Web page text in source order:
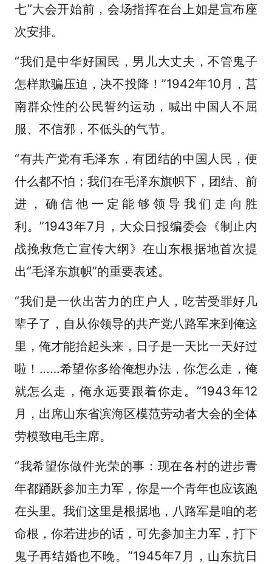
七”大会开始前，会场指挥在台上如是宣布座
次安排。
“我们是中华好国民，男儿大丈夫，不管鬼子
怎样欺骗压迫，决不投降！”1942年10月，莒
南群众性的公民誓约运动，喊出中国人不屈
服、不信邪，不低头的气节。
“有共产党有毛泽东，有团结的中国人民，便
什么都不怕；我们在毛泽东旗帜下，团结、前
进，确信他一定能够领导我们走向胜
利。”1943年7月，大众日报编委会《制止内
战挽救危亡宣传大纲》在山东根据地首次提
出“毛泽东旗帜”的重要表述。
“我们是一伙出苦力的庄户人，吃苦受罪好几
辈子了，自从你领导的共产党八路军来到俺这
里，俺才能抬起头来，日子是一天比一天好过
啦！……希望你多给俺想办法，你怎么走，俺
就怎么走，俺永远要跟着你走。”1943年12
月，出席山东省滨海区模范劳动者大会的全体
劳模致电毛主席。
“我希望你做件光荣的事：现在各村的进步青
年都踊跃参加主力军，你是一个青年也应该跑
在头里。我们这里是根据地，八路军是咱的老
命根，你若进步的话，可先参加主力军，打下
鬼子再结婚也不晚。”1945年7月，山东抗日